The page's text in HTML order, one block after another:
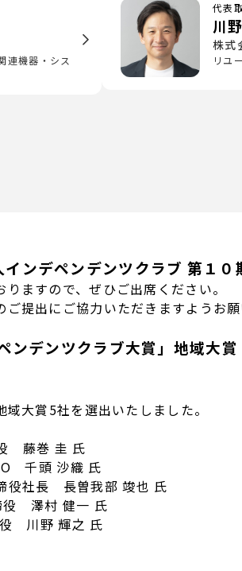
連機器・シス
代表
川
株式
リユ
ンデペンデンツクラブ 第１０
ますので、ぜひご出席ください。
提出にご協力いただきますようお願
デンツクラブ大賞」地域大賞
大賞5社を選出いたしました。
藤巻 圭 氏
千頭 沙織 氏
社長 長曽我部 竣也 氏
澤村 健一 氏
川野 輝之 氏